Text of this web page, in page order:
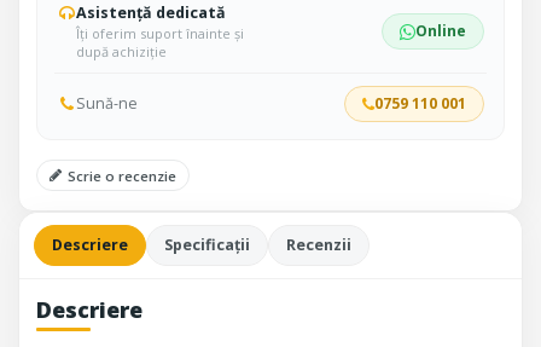
Asistență dedicată
Îți oferim suport înainte și
după achiziție
Online
Sună-ne 0759 110 001
Scrie o recenzie
Descriere Specificații Recenzii
Descriere